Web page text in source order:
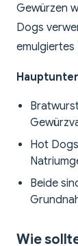
Gewürzen
Dogs
emulgiertes
Hot
Beide
Wie